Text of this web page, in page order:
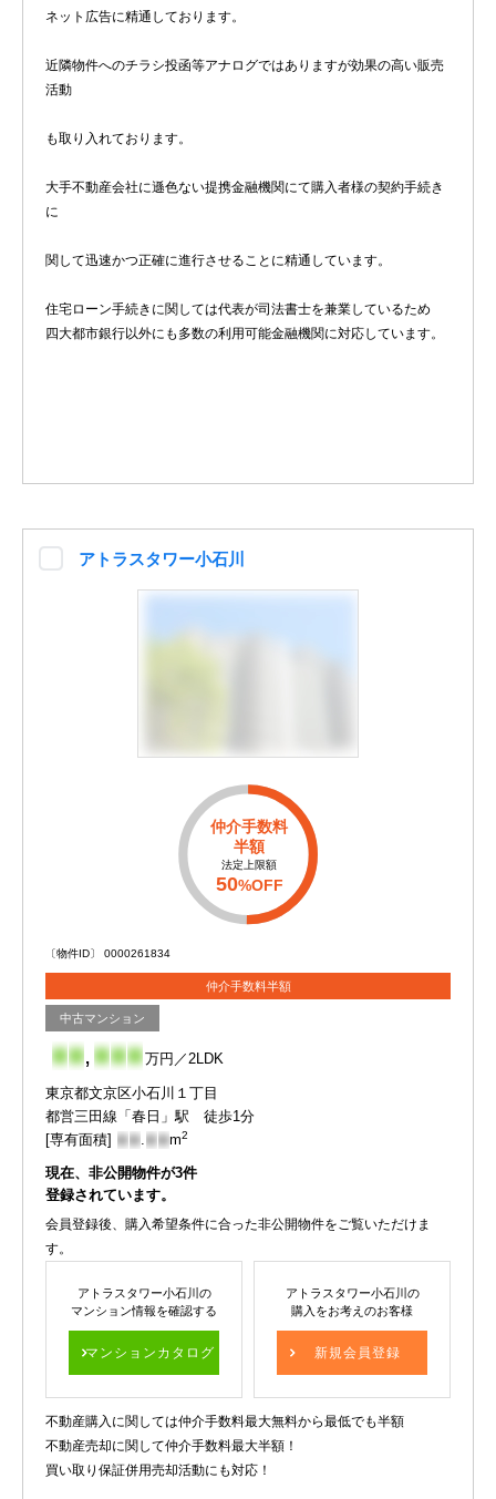
ネット広告に精通しております。
近隣物件へのチラシ投函等アナログではありますが効果の高い販売
活動
も取り入れております。
大手不動産会社に遜色ない提携金融機関にて購入者様の契約手続き
に
関して迅速かつ正確に進行させることに精通しています。
住宅ローン手続きに関しては代表が司法書士を兼業しているため
四大都市銀行以外にも多数の利用可能金融機関に対応しています。
アトラスタワー小石川
仲介手数料
半額
法定上限額
50%OFF
〔物件ID〕 0000261834
仲介手数料半額
中古マンション
- - ,- - - 万円／2LDK
東京都文京区小石川１丁目
都営三田線「春日」駅 徒歩1分
[専有面積] - - .- - m2
現在、非公開物件が3件
登録されています。
会員登録後、購入希望条件に合った非公開物件をご覧いただけま
す。
アトラスタワー小石川の
マンション情報を確認する
マンションカタログ
アトラスタワー小石川の
購入をお考えのお客様
新規会員登録
不動産購入に関しては仲介手数料最大無料から最低でも半額
不動産売却に関して仲介手数料最大半額！
買い取り保証併用売却活動にも対応！